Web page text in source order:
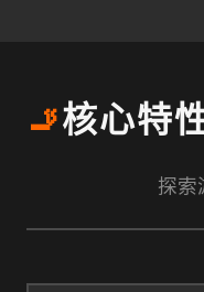
🚬核心特
探索